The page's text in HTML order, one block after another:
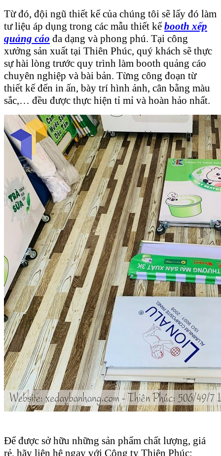
Từ đó, đội ngũ thiết kế của chúng tôi sẽ lấy đó làm
tư liệu áp dụng trong các mẫu thiết kếbooth xếp
quảng cáo đa dạng và phong phú. Tại công
xưởng sản xuất tại Thiên Phúc, quý khách sẽ thực
sự hài lòng trước quy trình làm booth quảng cáo
chuyên nghiệp và bài bản. Từng công đoạn từ
thiết kế đến in ấn, bày trí hình ảnh, cân bằng màu
sắc,… đều được thực hiện tỉ mỉ và hoàn hảo nhất.
Để được sở hữu những sản phẩm chất lượng, giá
rẻ, hãy liên hệ ngay với Công ty Thiên Phúc: